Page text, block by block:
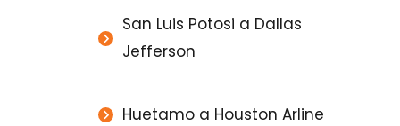
San Luis Potosi a Dallas
Jefferson
Huetamo a Houston Arline